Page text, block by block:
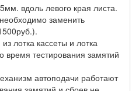
вдоль левого края листа.
заменить
лотка кассеты и лотка
время тестирования замятий
автоподачи работают